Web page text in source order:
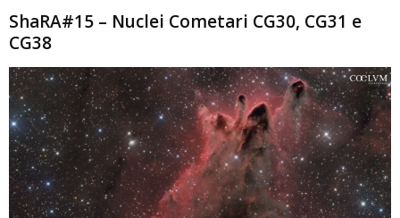
ShaRA#15 – Nuclei Cometari CG30, CG31 e
CG38